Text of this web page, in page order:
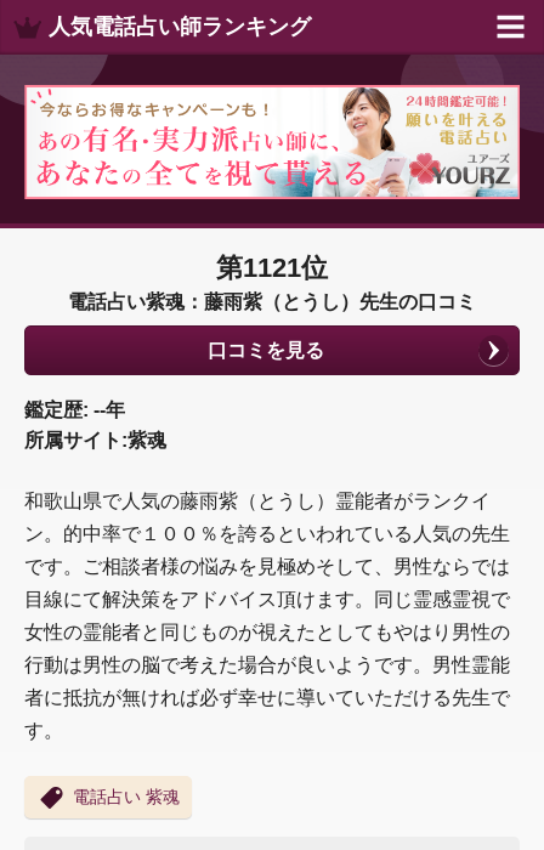
人気電話占い師ランキング
第1121位
電話占い紫魂：藤雨紫（とうし）先生の口コミ
口コミを見る
鑑定歴: --年
所属サイト:紫魂
和歌山県で人気の藤雨紫（とうし）霊能者がランクイ
ン。的中率で１００％を誇るといわれている人気の先生
です。ご相談者様の悩みを見極めそして、男性ならでは
目線にて解決策をアドバイス頂けます。同じ霊感霊視で
女性の霊能者と同じものが視えたとしてもやはり男性の
行動は男性の脳で考えた場合が良いようです。男性霊能
者に抵抗が無ければ必ず幸せに導いていただける先生で
す。
電話占い 紫魂